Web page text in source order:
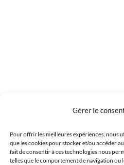
Gérer le
Pour offrir les meilleures expériences, nous
que les cookies pour stocker et/ou accéder
fait de consentir à ces technologies nous
telles que le comportement de navigation ou